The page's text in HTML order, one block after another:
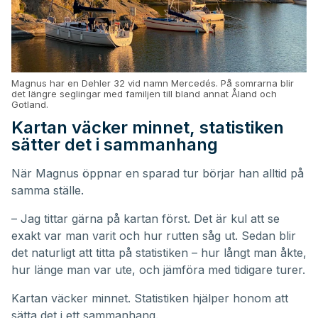
Magnus har en Dehler 32 vid namn Mercedés. På somrarna blir
det längre seglingar med familjen till bland annat Åland och
Gotland.
Kartan väcker minnet, statistiken
sätter det i sammanhang
När Magnus öppnar en sparad tur börjar han alltid på
samma ställe.
– Jag tittar gärna på kartan först. Det är kul att se
exakt var man varit och hur rutten såg ut. Sedan blir
det naturligt att titta på statistiken – hur långt man åkte,
hur länge man var ute, och jämföra med tidigare turer.
Kartan väcker minnet. Statistiken hjälper honom att